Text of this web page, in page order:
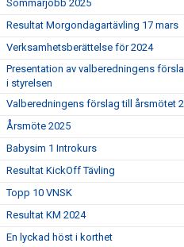
Sommarjobb 2025
Resultat Morgondagartävling 17 mars
Verksamhetsberättelse för 2024
Presentation av valberedningens
i styrelsen
Valberedningens förslag till årsmötet
Årsmöte 2025
Babysim 1 Introkurs
Resultat KickOff Tävling
Topp 10 VNSK
Resultat KM 2024
En lyckad höst i korthet